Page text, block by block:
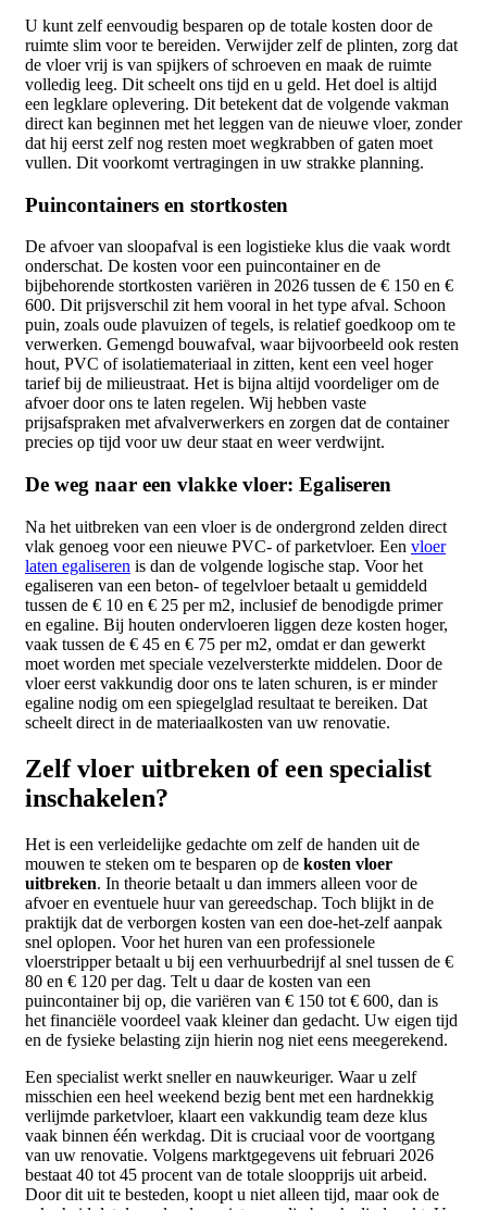
U kunt zelf eenvoudig besparen op de totale kosten door de
ruimte slim voor te bereiden. Verwijder zelf de plinten, zorg dat
de vloer vrij is van spijkers of schroeven en maak de ruimte
volledig leeg. Dit scheelt ons tijd en u geld. Het doel is altijd
een legklare oplevering. Dit betekent dat de volgende vakman
direct kan beginnen met het leggen van de nieuwe vloer, zonder
dat hij eerst zelf nog resten moet wegkrabben of gaten moet
vullen. Dit voorkomt vertragingen in uw strakke planning.
Puincontainers en stortkosten
De afvoer van sloopafval is een logistieke klus die vaak wordt
onderschat. De kosten voor een puincontainer en de
bijbehorende stortkosten variëren in 2026 tussen de € 150 en €
600. Dit prijsverschil zit hem vooral in het type afval. Schoon
puin, zoals oude plavuizen of tegels, is relatief goedkoop om te
verwerken. Gemengd bouwafval, waar bijvoorbeeld ook resten
hout, PVC of isolatiemateriaal in zitten, kent een veel hoger
tarief bij de milieustraat. Het is bijna altijd voordeliger om de
afvoer door ons te laten regelen. Wij hebben vaste
prijsafspraken met afvalverwerkers en zorgen dat de container
precies op tijd voor uw deur staat en weer verdwijnt.
De weg naar een vlakke vloer: Egaliseren
Na het uitbreken van een vloer is de ondergrond zelden direct
vlak genoeg voor een nieuwe PVC- of parketvloer. Een vloer
laten egaliseren is dan de volgende logische stap. Voor het
egaliseren van een beton- of tegelvloer betaalt u gemiddeld
tussen de € 10 en € 25 per m2, inclusief de benodigde primer
en egaline. Bij houten ondervloeren liggen deze kosten hoger,
vaak tussen de € 45 en € 75 per m2, omdat er dan gewerkt
moet worden met speciale vezelversterkte middelen. Door de
vloer eerst vakkundig door ons te laten schuren, is er minder
egaline nodig om een spiegelglad resultaat te bereiken. Dat
scheelt direct in de materiaalkosten van uw renovatie.
Zelf vloer uitbreken of een specialist
inschakelen?
Het is een verleidelijke gedachte om zelf de handen uit de
mouwen te steken om te besparen op de kosten vloer
uitbreken. In theorie betaalt u dan immers alleen voor de
afvoer en eventuele huur van gereedschap. Toch blijkt in de
praktijk dat de verborgen kosten van een doe-het-zelf aanpak
snel oplopen. Voor het huren van een professionele
vloerstripper betaalt u bij een verhuurbedrijf al snel tussen de €
80 en € 120 per dag. Telt u daar de kosten van een
puincontainer bij op, die variëren van € 150 tot € 600, dan is
het financiële voordeel vaak kleiner dan gedacht. Uw eigen tijd
en de fysieke belasting zijn hierin nog niet eens meegerekend.
Een specialist werkt sneller en nauwkeuriger. Waar u zelf
misschien een heel weekend bezig bent met een hardnekkig
verlijmde parketvloer, klaart een vakkundig team deze klus
vaak binnen één werkdag. Dit is cruciaal voor de voortgang
van uw renovatie. Volgens marktgegevens uit februari 2026
bestaat 40 tot 45 procent van de totale sloopprijs uit arbeid.
Door dit uit te besteden, koopt u niet alleen tijd, maar ook de